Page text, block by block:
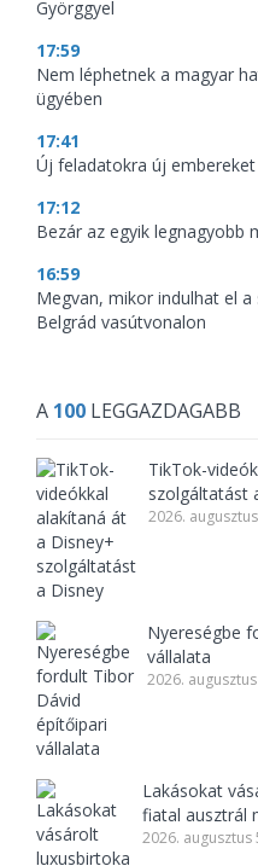
Györggyel
17:59
Nem léphetnek a magyar
ügyében
17:41
Új feladatokra új
17:12
Bezár az egyik legnagyobb
16:59
Megvan, mikor indulhat el
Belgrád vasútvonalon
A 100 LEGGAZDAGABB
TikTok-
szolgáltatást
2026.
Nyereségbe
vállalata
2026.
Lakásokat
fiatal ausztrál
2026. augusztus